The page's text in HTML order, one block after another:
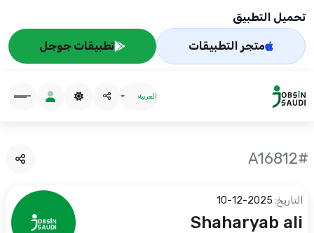
تحميل التطبيق
متجر التطبيقات تطبيقات جوجل
العربية
#A16812
التاريخ: 2025-12-10
Shaharyab ali